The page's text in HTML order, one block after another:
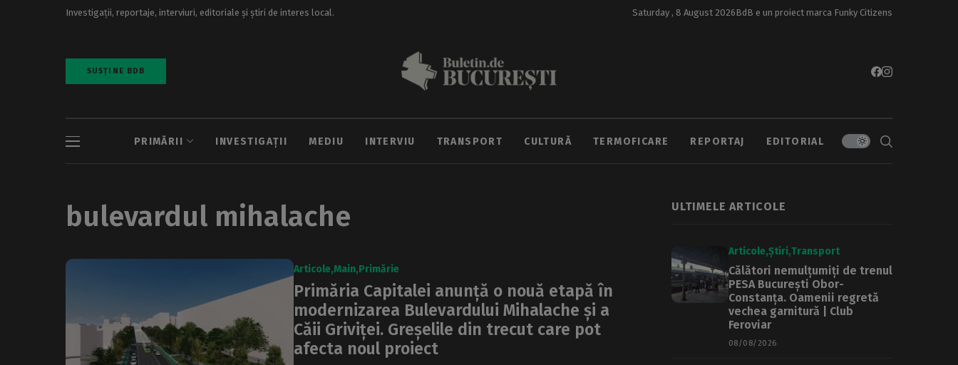
Investigații, reportaje, interviuri, editoriale și știri de interes local. Saturday , 8 August 2026BdB e un proiect marca Funky Citizens
SUSȚINE BDB
PRIMĂRII INVESTIGAȚII MEDIU INTERVIU TRANSPORT CULTURĂ TERMOFICARE REPORTAJ EDITORIAL
bulevardul mihalache
Articole Main Primărie
Primăria Capitalei anunță o nouă etapă în
modernizarea Bulevardului Mihalache și a
Căii Griviței. Greșelile din trecut care pot
afecta noul proiect
ULTIMELE ARTICOLE
Articole Știri Transport
Călători nemulțumiți de trenul
PESA București Obor-
Constanța. Oamenii regretă
vechea garnitură | Club
Feroviar
08/08/2026